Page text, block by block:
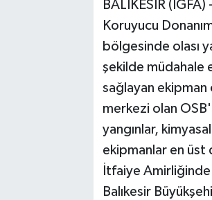
BALIKESİR
Koruyucu
bölgesinde olası
şekilde müdahale
sağlayan
merkezi olan
yangınlar,
ekipmanlar en üst
İtfaiye
Balıkesir